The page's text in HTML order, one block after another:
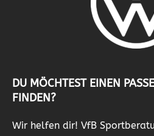
DU MÖCHTEST EINEN
FINDEN?
Wir helfen dir! VfB